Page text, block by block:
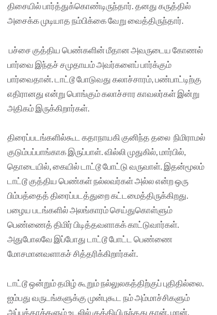
திசையில் பார்த்துக்கொண்டிருந்தார். தனது கருத்தில்
அசைக்க முடியாத நம்பிக்கை வேறு வைத்திருந்தார்.
பச்சை குத்திய பெண்களின் மீதான அவருடைய கோணல்
பார்வை இந்தச் சமுதாயம் அவர்களைப் பார்க்கும்
பார்வைதான். டாட்டூ போடுவது கலாச்சாரம், பண்பாட்டிற்கு
எதிரானது என்று பொங்கும் கலாச்சார காவலர்கள் இன்று
அதிகம் இருக்கிறார்கள்.
திரைப்படங்களில்கூட கதாநாயகி குனிந்த தலை நிமிராமல்
குடும்பப்பாங்காக இருப்பாள். வில்லி முதுகில், மார்பில்,
தொடையில், கையில் டாட்டூ போட்டு வருவாள். இதன்மூலம்
டாட்டூ குத்திய பெண்கள் நல்லவர்கள் அல்ல என்ற ஒரு
பிம்பத்தைத் திரைப்படத்துறை கட்டமைத்திருக்கிறது.
பழைய படங்களில் அலங்காரம் செய்துகொள்ளும்
பெண்ணைத் திமிர் பிடித்தவளாகக் காட்டுவார்கள்.
அதுபோலவே இப்போது டாட்டூ போட்ட பெண்ணை
மோசமானவளாகச் சித்தரிக்கிறார்கள்.
டாட்டூ ஒன்றும் தமிழ் கூறும் நல்லுலகத்திற்குப் புதிதில்லை.
ஐம்பது வருடங்களுக்கு முன்புகூட நம் அம்மாச்சிகளும்
அப்பத்தாக்களும் உடலில் குத்தியிருந்தது தான். மான்,